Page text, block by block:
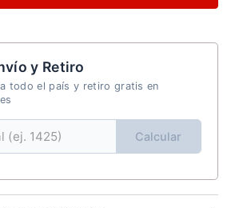
y Retiro
todo el país y retiro gratis en
Calcular